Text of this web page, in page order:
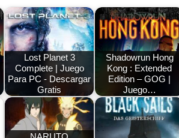
Lost Planet 3
Complete | Juego
Para PC - Descargar
Gratis
Shadowrun Hong
Kong : Extended
Edition – GOG |
Juego…